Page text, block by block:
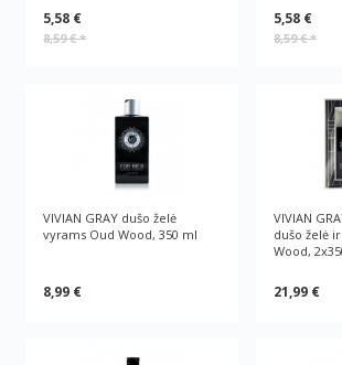
5,58 €
8,59 €*
5,58 €
8,59 €*
VIVIAN GRAY dušo želė
vyrams Oud Wood, 350 ml
8,99 €
VIVIAN
dušo želė
Wood,
21,99 €